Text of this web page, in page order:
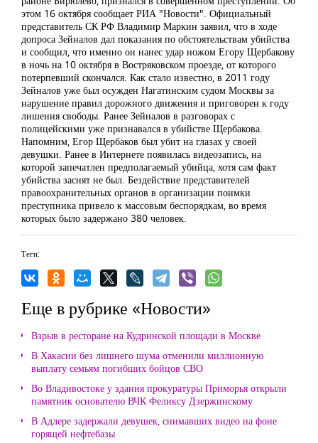
этом 16 октября сообщает РИА "Новости". Официальный
представитель СК РФ Владимир Маркин заявил, что в ходе
допроса Зейналов дал показания по обстоятельствам убийства
и сообщил, что именно он нанес удар ножом Егору Щербакову
в ночь на 10 октября в Востряковском проезде, от которого
потерпевший скончался. Как стало известно, в 2011 году
Зейналов уже был осужден Нагатинским судом Москвы за
нарушение правил дорожного движения и приговорен к году
лишения свободы. Ранее Зейналов в разговорах с
полицейскими уже признавался в убийстве Щербакова.
Напомним, Егор Щербаков был убит на глазах у своей
девушки. Ранее в Интернете появилась видеозапись, на
которой запечатлен предполагаемый убийца, хотя сам факт
убийства заснят не был. Бездействие представителей
правоохранительных органов в организации поимки
преступника привело к массовым беспорядкам, во время
которых было задержано 380 человек.
Теги:
Еще в рубрике «Новости»
Взрыв в ресторане на Кудринской площади в Москве
В Хакасии без лишнего шума отменили миллионную
выплату семьям погибших бойцов СВО
Во Владивостоке у здания прокуратуры Приморья открыли
памятник основателю ВЧК Феликсу Дзержинскому
В Адлере задержали девушек, снимавших видео на фоне
горящей нефтебазы